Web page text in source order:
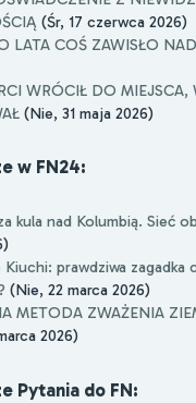
(Śr, 17 czerwca 2026)
LATA COŚ ZAWISŁO
WRÓCIŁ DO MIEJSCA,
(Nie, 31 maja 2026)
w FN24:
kula nad Kolumbią. Sieć
Kiuchi: prawdziwa zagadka
(Nie, 22 marca 2026)
METODA ZWAŻENIA
2026)
Pytania do FN: